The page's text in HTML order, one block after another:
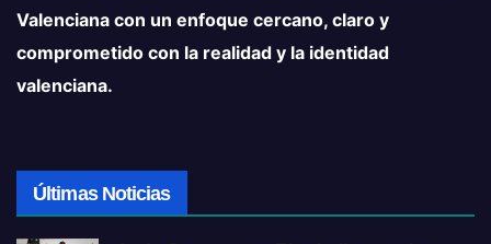
Valenciana con un enfoque cercano, claro y
comprometido con la realidad y la identidad
valenciana.
Últimas Noticias